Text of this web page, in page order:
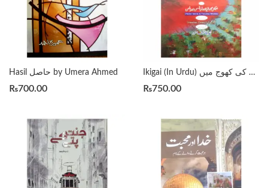
Hasil حاصل by Umera Ahmed
₨700.00
Ikigai (In Urdu) جینے کی وجہ زندگی کی کھوج میں
₨750.00